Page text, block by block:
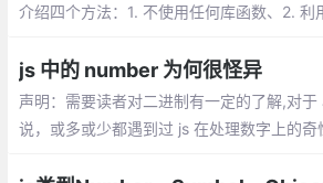
介绍四个方法：1. 不使用任何库函数、2.
js 中的 number 为何很怪异
声明：需要读者对二进制有一定的了解,对
说，或多或少都遇到过 js 在处理数字上的